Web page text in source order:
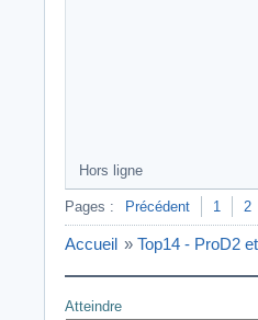
Hors ligne
Pages : Précédent 1 2
Accueil » Top14 - ProD2
Atteindre